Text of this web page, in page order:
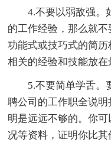
4.不要以弱敌强。
的工作经验，那么就
功能式或技巧式的简
相关的经验和技能放在
5.不要简单学舌。
聘公司的工作职全说
明是远远不够的。你
况等资料，证明你比其